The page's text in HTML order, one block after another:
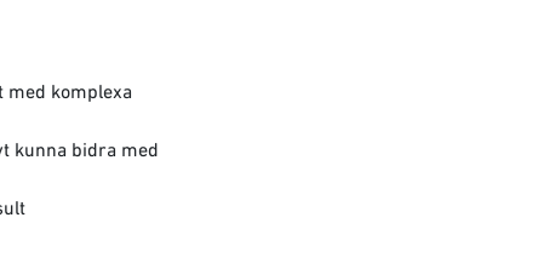
med komplexa
kunna bidra med